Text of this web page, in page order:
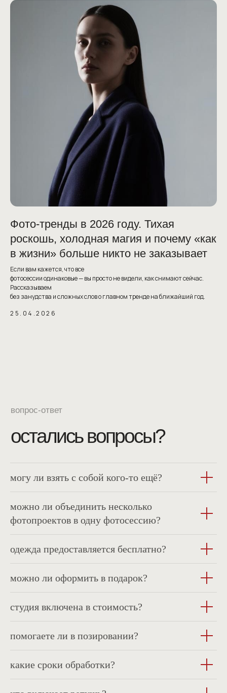
Фото-тренды в 2026 году. Тихая
роскошь, холодная магия и почему «как
в жизни» больше никто не заказывает
Если вам кажется, что все
фотосессии одинаковые — вы просто не видели, как снимают сейчас.
Рассказываем
без занудства и сложных слов о главном тренде на ближайший год.
25.04.2026
остались вопросы?
могу ли взять с собой кого-то ещё?
можно ли объединить несколько
фотопроектов в одну фотосессию?
одежда предоставляется бесплатно?
можно ли оформить в подарок?
студия включена в стоимость?
помогаете ли в позировании?
какие сроки обработки?
задайте вопрос или